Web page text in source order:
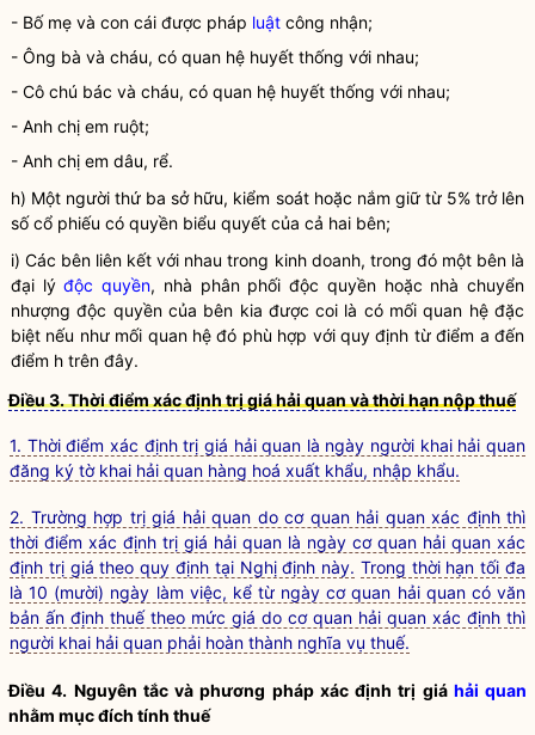
- Bố mẹ và con cái được pháp luật công nhận;
- Ông bà và cháu, có quan hệ huyết thống với nhau;
- Cô chú bác và cháu, có quan hệ huyết thống với nhau;
- Anh chị em ruột;
- Anh chị em dâu, rể.
h) Một người thứ ba sở hữu, kiểm soát hoặc nắm giữ từ 5% trở lên
số cổ phiếu có quyền biểu quyết của cả hai bên;
i) Các bên liên kết với nhau trong kinh doanh, trong đó một bên là
đại lýđộc quyền, nhà phân phốiđộc quyềnhoặc nhà chuyển
nhượngđộc quyềncủa bên kia được coi là có mối quan hệ đặc
biệt nếu như mối quan hệ đó phù hợp với quy định từ điểm a đến
điểm h trên đây.
Điều 3. Thời điểm xác định trị giá hải quan và thời hạn nộp thuế
1. Thời điểm xác định trị giá hải quan là ngày người khai hải quan
đăng ký tờ khai hải quan hàng hoá xuất khẩu, nhập khẩu.
2. Trường hợp trị giá hải quan do cơ quan hải quan xác định thì
thời điểm xác định trị giá hải quan là ngày cơ quan hải quan xác
định trị giá theo quy định tại Nghị định này. Trong thời hạn tối đa
là 10 (mười) ngày làm việc, kể từ ngày cơ quan hải quan có văn
bản ấn định thuế theo mức giá do cơ quan hải quan xác định thì
người khai hải quan phải hoàn thành nghĩa vụ thuế.
Điều 4. Nguyên tắc và phương pháp xác định trị giá hải quan
nhằm mục đích tính thuế